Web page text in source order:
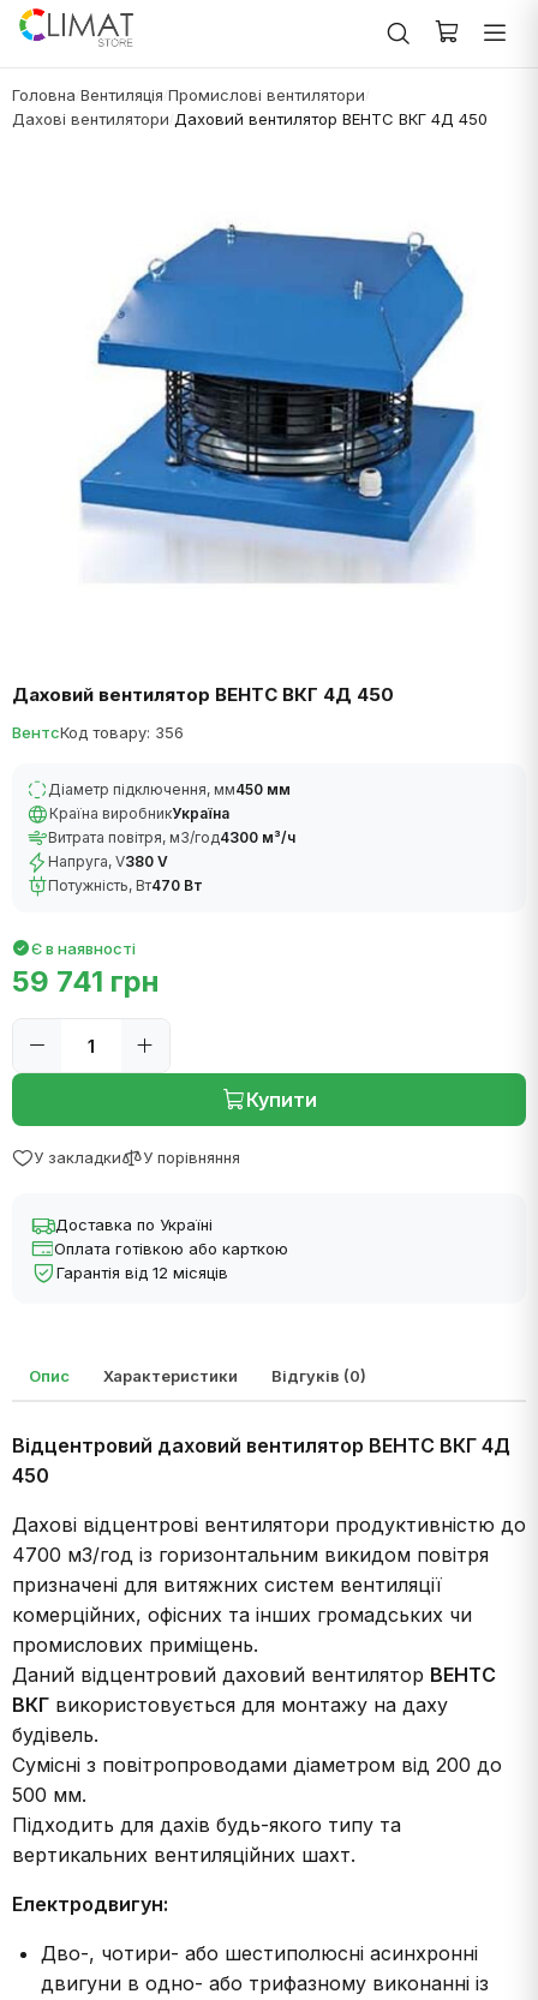
Головна Вентиляція Промислові вентилятори
Дахові вентилятори Даховий вентилятор ВЕНТС ВКГ 4Д 450
Даховий вентилятор ВЕНТС ВКГ 4Д 450
ВентсКод товару: 356
Діаметр підключення, мм450 мм
Країна виробникУкраїна
Витрата повітря, м3/год4300 м³/ч
Напруга, V380 V
Потужність, Вт470 Вт
Є в наявності
59 741 грн
Купити
У закладки У порівняння
Доставка по Україні
Оплата готівкою або карткою
Гарантія від 12 місяців
Опис Характеристики Відгуків (0)
Відцентровий даховий вентилятор ВЕНТС ВКГ 4Д
450
Дахові відцентрові вентилятори продуктивністю до
4700 м3/год із горизонтальним викидом повітря
призначені для витяжних систем вентиляції
комерційних, офісних та інших громадських чи
промислових приміщень.
Даний відцентровий даховий вентилятор ВЕНТС
ВКГ використовується для монтажу на даху
будівель.
Сумісні з повітропроводами діаметром від 200 до
500 мм.
Підходить для дахів будь-якого типу та
вертикальних вентиляційних шахт.
Електродвигун:
Дво-, чотири- або шестиполюсні асинхронні
двигуни в одно- або трифазному виконанні із